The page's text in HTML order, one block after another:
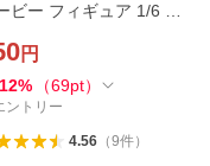
ビー フィギュア 1/6 人
クション ディスプレイ
円
12% （69pt）
ントリー
4.56（9件）